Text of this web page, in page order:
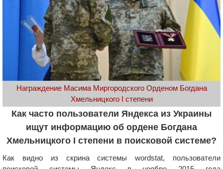
Награждение Масима Миргородского Орденом Богдана
Хмельницкого I степени
Как часто пользователи Яндекса из Украины
ищут информацию об ордене Богдана
Хмельницкого I степени в поисковой системе?
Как видно из скрина системы wordstat, пользователи